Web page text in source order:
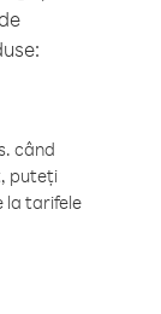
când
puteți
la tarifele